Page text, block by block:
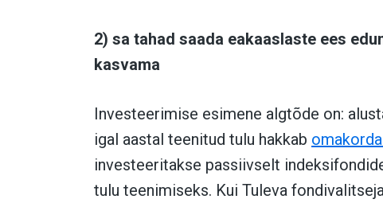
2) sa tahad saada eakaaslaste ees
kasvama
Investeerimise esimene algtõde on:
igal aastal teenitud tulu hakkab
investeeritakse passiivselt
tulu teenimiseks. Kui Tuleva